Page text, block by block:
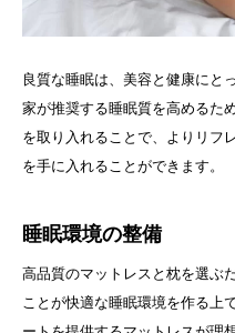
良質な睡眠は、美容と健康にと
家が推奨する睡眠質を高めるた
を取り入れることで、よりリフ
を手に入れることができます。
睡眠環境の整備
高品質のマットレスと枕を選ぶ
ことが快適な睡眠環境を作る上